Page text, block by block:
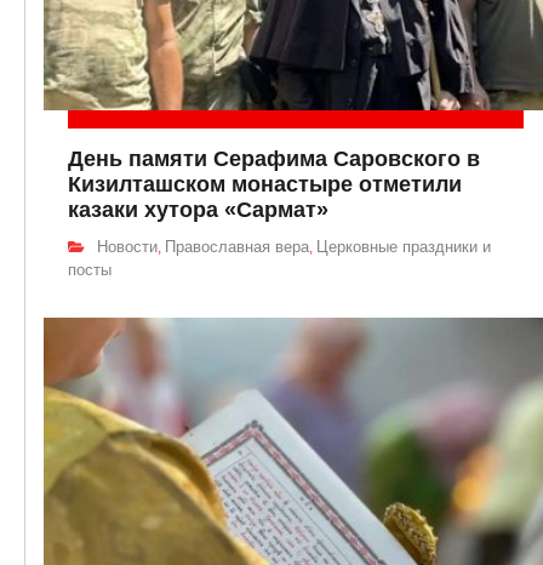
День памяти Серафима Саровского в
Кизилташском монастыре отметили
казаки хутора «Сармат»
Новости Православная вера Церковные праздники и
посты